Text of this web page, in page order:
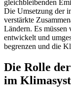
gleichbleibenden
Die Umsetzung der
verstärkte
Ländern. Es
entwickelt und
begrenzen und die
Die Rolle
im